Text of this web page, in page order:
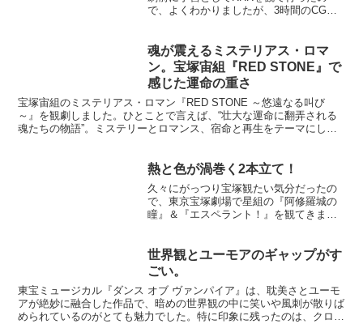
で、よくわかりましたが、3時間のCGを
ートゥが素晴らしく、足の曲がり方と素
早さときたら！膝が...
魂が震えるミステリアス・ロマ
ン。宝塚宙組『RED STONE』で
感じた運命の重さ
宝塚宙組のミステリアス・ロマン『RED STONE ～悠遠なる叫び
～』を観劇しました。ひとことで言えば、“壮大な運命に翻弄される
魂たちの物語”。ミステリーとロマンス、宿命と再生をテーマにし
熱と色が渦巻く2本立て！
久々にがっつり宝塚観たい気分だったの
で、東京宝塚劇場で星組の『阿修羅城の
瞳』＆『エスペラント！』を観てきまし
出門（わくらば でもん）がもうとにかく
かっこよくて、登場...
世界観とユーモアのギャップがす
ごい。
東宝ミュージカル『ダンス オブ ヴァンパイア』は、耽美さとユーモ
アが絶妙に融合した作品で、暗めの世界観の中に笑いや風刺が散りば
められているのがとても魅力でした。特に印象に残ったのは、クロロ